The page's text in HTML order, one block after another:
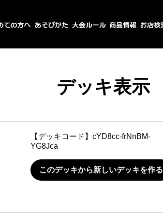
デッキ表示
【デッキコード】 cYD8cc-frNnBM-
YG8Jca
このデッキから新しいデッキを作る